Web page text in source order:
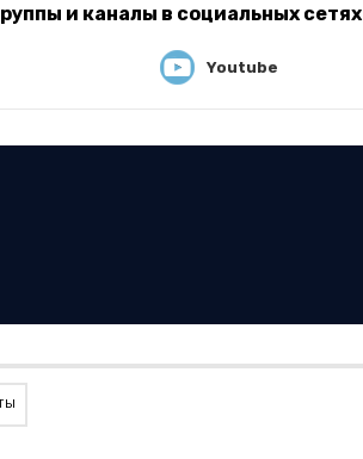
и каналы в социальных сетях
Youtube